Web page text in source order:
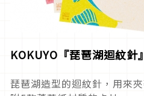
KOKUYO『琵琶湖迴紋針
琵琶湖造型的迴紋針，用來